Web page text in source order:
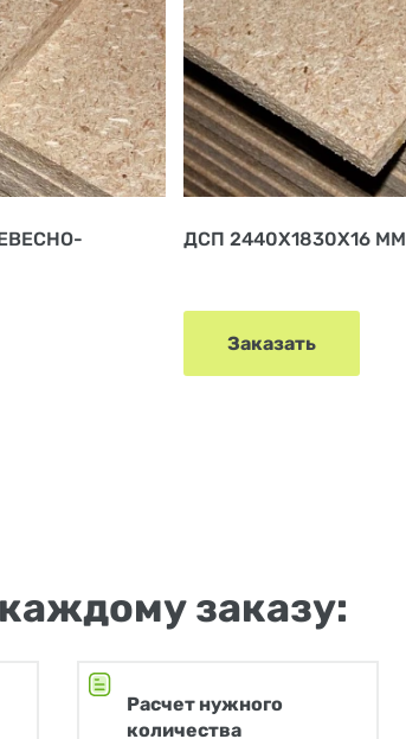
ДСП 2440Х1830Х16 ММ
Заказать
заказу:
Расчет нужного
количества